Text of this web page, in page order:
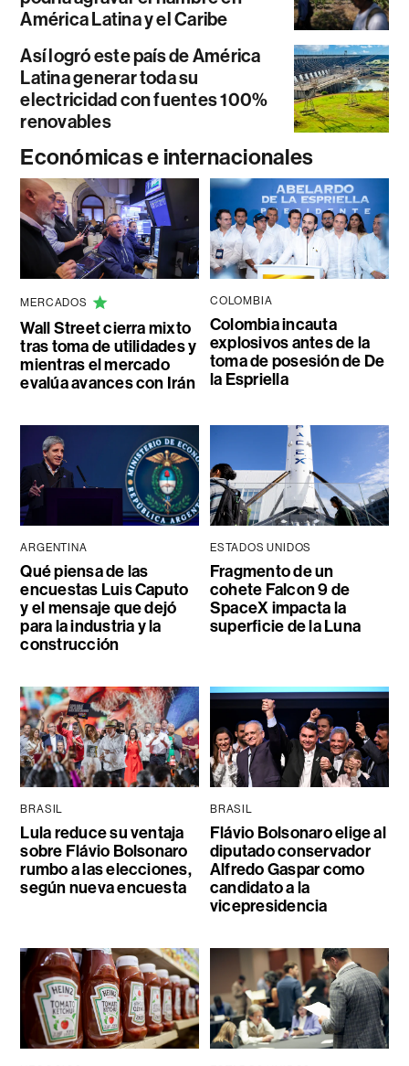
América Latina y el Caribe
Así logró este país de América
Latina generar toda su
electricidad con fuentes 100%
renovables
Económicas e internacionales
MERCADOS
Wall Street cierra mixto
tras toma de utilidades y
mientras el mercado
evalúa avances con Irán
COLOMBIA
Colombia incauta
explosivos antes de la
toma de posesión de De
la Espriella
ARGENTINA
Qué piensa de las
encuestas Luis Caputo
y el mensaje que dejó
para la industria y la
construcción
ESTADOS UNIDOS
Fragmento de un
cohete Falcon 9 de
SpaceX impacta la
superficie de la Luna
BRASIL
Lula reduce su ventaja
sobre Flávio Bolsonaro
rumbo a las elecciones,
según nueva encuesta
BRASIL
Flávio Bolsonaro elige al
diputado conservador
Alfredo Gaspar como
candidato a la
vicepresidencia